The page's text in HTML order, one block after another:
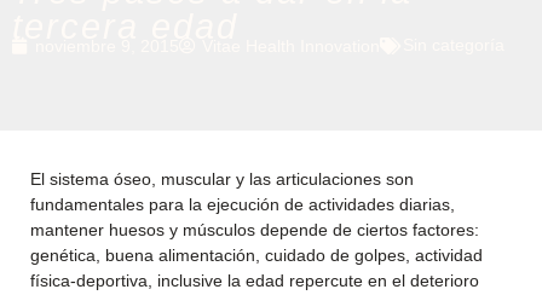
El sistema óseo, muscular y las articulaciones son
fundamentales para la ejecución de actividades diarias,
mantener huesos y músculos depende de ciertos factores:
genética, buena alimentación, cuidado de golpes, actividad
física-deportiva, inclusive la edad repercute en el deterioro